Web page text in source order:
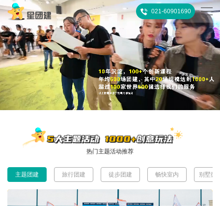
021-60901690
首
页
热
门
推
所
有
客
热门主题活动推荐
主题团建 旅行团建 徒步团建 畅快室内 别墅微